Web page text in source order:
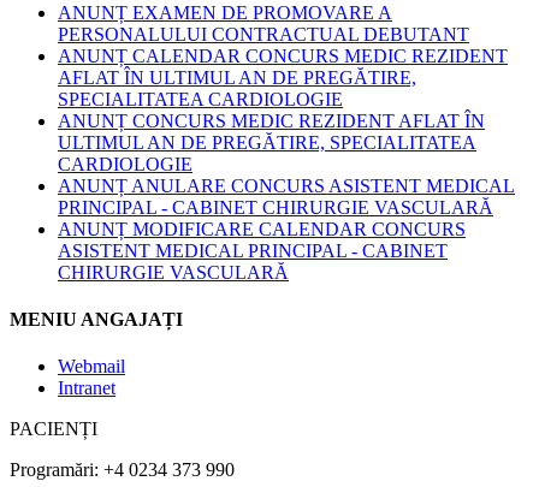
ANUNȚ EXAMEN DE PROMOVARE A
PERSONALULUI CONTRACTUAL DEBUTANT
ANUNȚ CALENDAR CONCURS MEDIC REZIDENT
AFLAT ÎN ULTIMUL AN DE PREGĂTIRE,
SPECIALITATEA CARDIOLOGIE
ANUNȚ CONCURS MEDIC REZIDENT AFLAT ÎN
ULTIMUL AN DE PREGĂTIRE, SPECIALITATEA
CARDIOLOGIE
ANUNȚ ANULARE CONCURS ASISTENT MEDICAL
PRINCIPAL - CABINET CHIRURGIE VASCULARĂ
ANUNȚ MODIFICARE CALENDAR CONCURS
ASISTENT MEDICAL PRINCIPAL - CABINET
CHIRURGIE VASCULARĂ
MENIU ANGAJAȚI
Webmail
Intranet
PACIENȚI
Programări: +4 0234 373 990